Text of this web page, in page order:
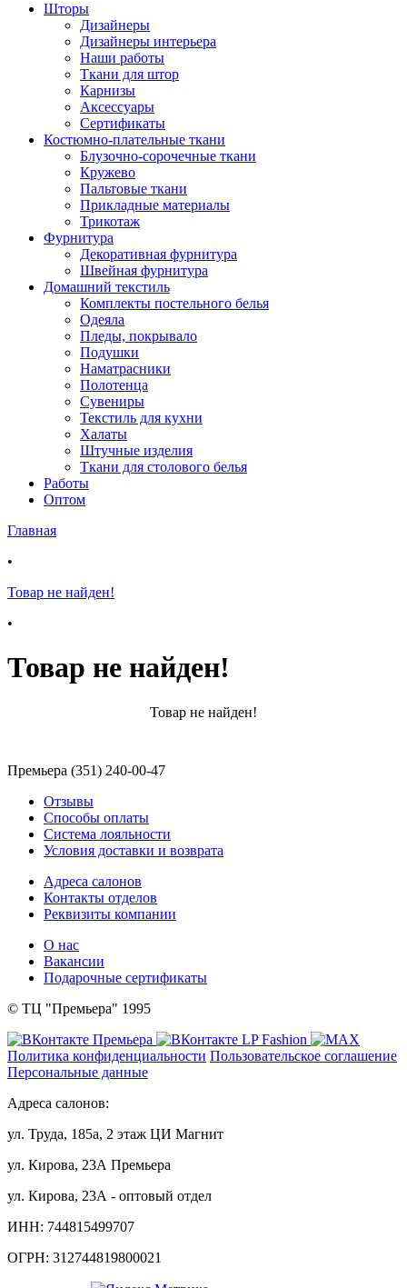
Шторы
Дизайнеры
Дизайнеры интерьера
Наши работы
Ткани для штор
Карнизы
Аксессуары
Сертификаты
Костюмно-плательные ткани
Блузочно-сорочечные ткани
Кружево
Пальтовые ткани
Прикладные материалы
Трикотаж
Фурнитура
Декоративная фурнитура
Швейная фурнитура
Домашний текстиль
Комплекты постельного белья
Одеяла
Пледы, покрывало
Подушки
Наматрасники
Полотенца
Сувениры
Текстиль для кухни
Халаты
Штучные изделия
Ткани для столового белья
Работы
Оптом
Главная
•
Товар не найден!
•
Товар не найден!
Товар не найден!
Премьера (351) 240-00-47
Отзывы
Способы оплаты
Система лояльности
Условия доставки и возврата
Адреса салонов
Контакты отделов
Реквизиты компании
О нас
Вакансии
Подарочные сертификаты
© ТЦ "Премьера" 1995
Политика конфиденциальности Пользовательское соглашение
Персональные данные
Адреса салонов:
ул. Труда, 185а, 2 этаж ЦИ Магнит
ул. Кирова, 23А Премьера
ул. Кирова, 23А - оптовый отдел
ИНН: 744815499707
ОГРН: 312744819800021